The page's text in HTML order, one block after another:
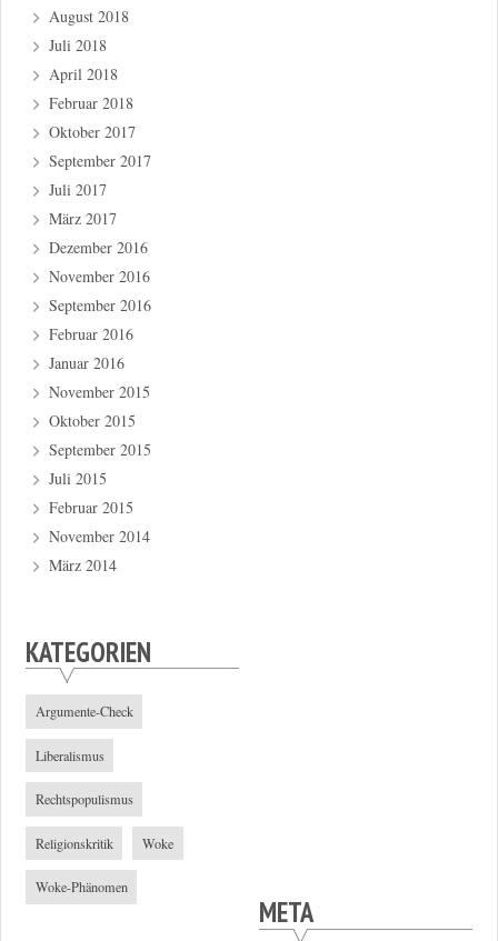
August 2018
Juli 2018
April 2018
Februar 2018
Oktober 2017
September 2017
Juli 2017
März 2017
Dezember 2016
November 2016
September 2016
Februar 2016
Januar 2016
November 2015
Oktober 2015
September 2015
Juli 2015
Februar 2015
November 2014
März 2014
KATEGORIEN
Argumente-Check
Liberalismus
Rechtspopulismus
Religionskritik Woke
Woke-Phänomen
META